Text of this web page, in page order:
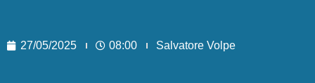
27/05/2025 08:00 Salvatore Volpe